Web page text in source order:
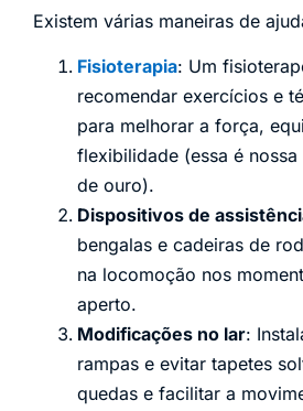
Existem várias maneiras de
Fisioterapia: Um
recomendar exercícios e
para melhorar a força,
flexibilidade (essa é
de ouro).
Dispositivos de
bengalas e cadeiras de
na locomoção nos
aperto.
Modificações no lar:
rampas e evitar tapetes
quedas e facilitar a